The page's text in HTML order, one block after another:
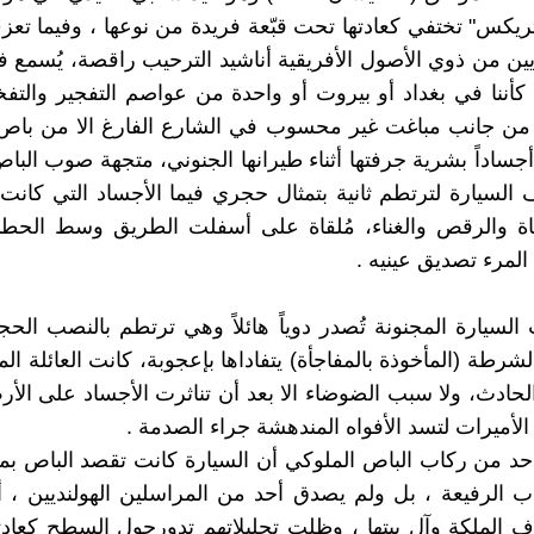
تختفي كعادتها تحت قبّعة فريدة من نوعها ، وفيما
من ذوي الأصول الأفريقية أناشيد الترحيب راقصة،
كأننا في بغداد أو بيروت أو واحدة من عواصم التفجير
من جانب مباغت غير محسوب في الشارع الفارغ الا من باص
أجساداً بشرية جرفتها أثناء طيرانها الجنوني، متجهة صوب
السيارة لترتطم ثانية بتمثال حجري فيما الأجساد التي
والرقص والغناء، مُلقاة على أسفلت الطريق وسط
تصديق عينيه .
السيارة المجنونة تُصدر دوياً هائلاً وهي ترتطم بالنصب
(المأخوذة بالمفاجأة) يتفاداها بإعجوبة، كانت العائلة
ولا سبب الضوضاء الا بعد أن تناثرت الأجساد على
لتسد الأفواه المندهشة جراء الصدمة .
من ركاب الباص الملوكي أن السيارة كانت تقصد الباص
الرفيعة ، بل ولم يصدق أحد من المراسلين الهولنديين ،
الملكة وآل بيتها ، وظلت تحليلاتهم تدورحول السطح